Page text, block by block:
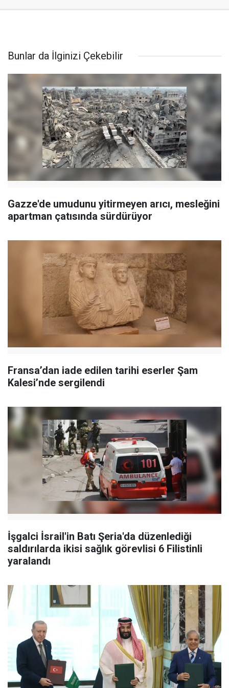
Bunlar da İlginizi Çekebilir
Gazze'de umudunu yitirmeyen arıcı, mesleğini
apartman çatısında sürdürüyor
Fransa’dan iade edilen tarihi eserler Şam
Kalesi’nde sergilendi
İşgalci İsrail'in Batı Şeria'da düzenlediği
saldırılarda ikisi sağlık görevlisi 6 Filistinli
yaralandı